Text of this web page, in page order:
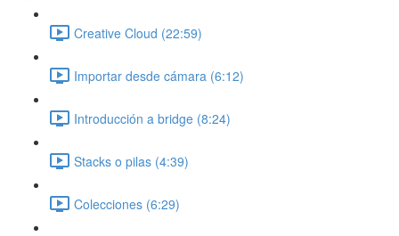
Creative Cloud (22:59)
Importar desde cámara (6:12)
Introducción a bridge (8:24)
Stacks o pilas (4:39)
Colecciones (6:29)